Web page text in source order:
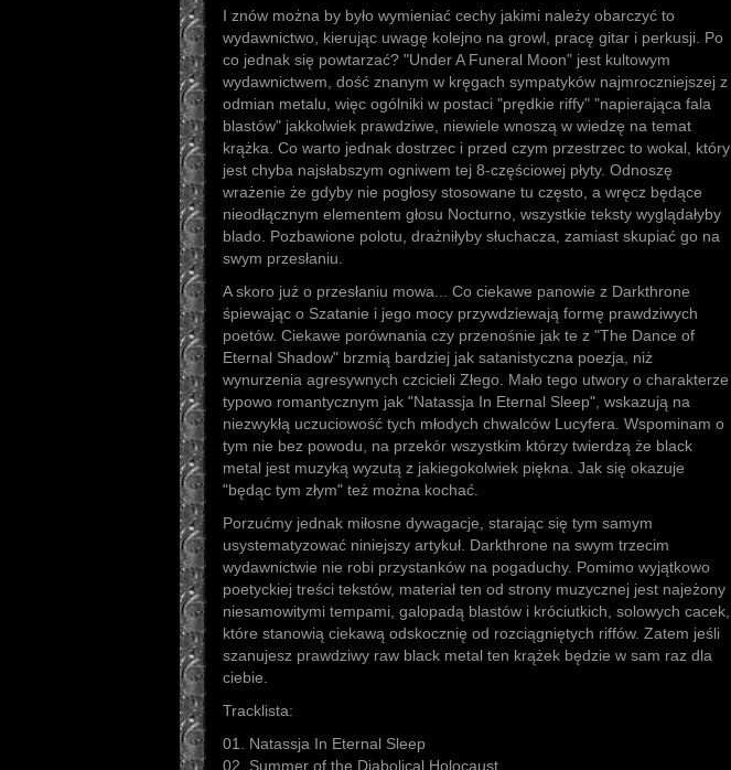
I znów można by było wymieniać cechy jakimi należy obarczyć to
wydawnictwo, kierując uwagę kolejno na growl, pracę gitar i perkusji. Po
co jednak się powtarzać? "Under A Funeral Moon" jest kultowym
wydawnictwem, dość znanym w kręgach sympatyków najmroczniejszej z
odmian metalu, więc ogólniki w postaci "prędkie riffy" "napierająca fala
blastów" jakkolwiek prawdziwe, niewiele wnoszą w wiedzę na temat
krążka. Co warto jednak dostrzec i przed czym przestrzec to wokal, który
jest chyba najsłabszym ogniwem tej 8-częściowej płyty. Odnoszę
wrażenie że gdyby nie pogłosy stosowane tu często, a wręcz będące
nieodłącznym elementem głosu Nocturno, wszystkie teksty wyglądałyby
blado. Pozbawione polotu, drażniłyby słuchacza, zamiast skupiać go na
swym przesłaniu.
A skoro już o przesłaniu mowa... Co ciekawe panowie z Darkthrone
śpiewając o Szatanie i jego mocy przywdziewają formę prawdziwych
poetów. Ciekawe porównania czy przenośnie jak te z "The Dance of
Eternal Shadow" brzmią bardziej jak satanistyczna poezja, niż
wynurzenia agresywnych czcicieli Złego. Mało tego utwory o charakterze
typowo romantycznym jak "Natassja In Eternal Sleep", wskazują na
niezwykłą uczuciowość tych młodych chwalców Lucyfera. Wspominam o
tym nie bez powodu, na przekór wszystkim którzy twierdzą że black
metal jest muzyką wyzutą z jakiegokolwiek piękna. Jak się okazuje
"będąc tym złym" też można kochać.
Porzućmy jednak miłosne dywagacje, starając się tym samym
usystematyzować niniejszy artykuł. Darkthrone na swym trzecim
wydawnictwie nie robi przystanków na pogaduchy. Pomimo wyjątkowo
poetyckiej treści tekstów, materiał ten od strony muzycznej jest najeżony
niesamowitymi tempami, galopadą blastów i króciutkich, solowych cacek,
które stanowią ciekawą odskocznię od rozciągniętych riffów. Zatem jeśli
szanujesz prawdziwy raw black metal ten krążek będzie w sam raz dla
ciebie.
Tracklista:
01. Natassja In Eternal Sleep
02. Summer of the Diabolical Holocaust